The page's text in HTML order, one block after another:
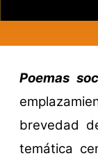
Poemas
brevedad
temática